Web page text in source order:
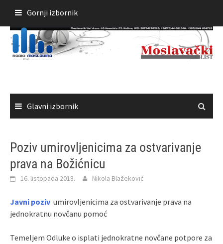
sadržaja
Gornji izbornik
Glavni izbornik
Poziv umirovljenicima za ostvarivanje
prava na Božićnicu
16. listopada 2018. Nikola Blažeković
Javni poziv umirovljenicima za ostvarivanje prava na
jednokratnu novčanu pomoć
Temeljem Odluke o isplati jednokratne novčane potpore za